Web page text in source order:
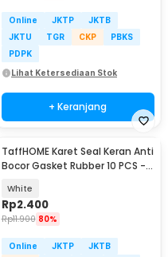
Online JKTP
JKTB
JKTU
TGR CKP
PBKS
PDPK
Lihat Ketersediaan Stok
+ Keranjang
TaffHOME Karet Seal Keran Anti
Bocor Gasket Rubber 10 PCS -
White
Rp2.400
Rp11.900 80%
Online JKTP
JKTB